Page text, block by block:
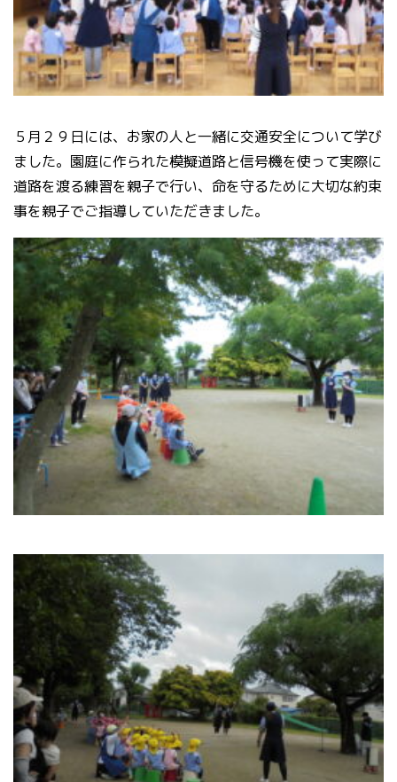
５月２９日には、お家の人と一緒に交通安全について学び
ました。園庭に作られた模擬道路と信号機を使って実際に
道路を渡る練習を親子で行い、命を守るために大切な約束
事を親子でご指導していただきました。